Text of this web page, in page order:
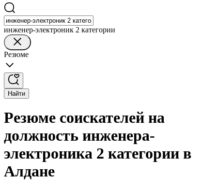
инженер-электроник 2 категории
Резюме
Найти
Резюме соискателей на
должность инженера-
электроника 2 категории в
Алдане